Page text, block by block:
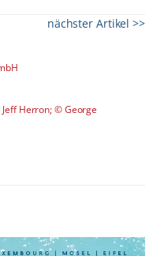
nächster Artikel >>
Herron; © George